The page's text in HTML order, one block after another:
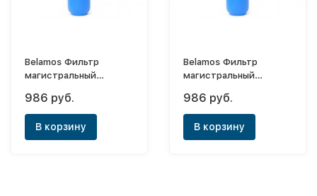
Belamos Фильтр
магистральный
986 руб.
В корзину
Belamos Фильтр
магистральный
986 руб.
В корзину